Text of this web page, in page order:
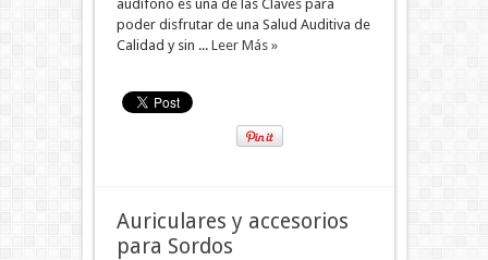
audífono es una de las Claves para
poder disfrutar de una Salud Auditiva de
Calidad y sin ... Leer Más »
Auriculares y accesorios
para Sordos